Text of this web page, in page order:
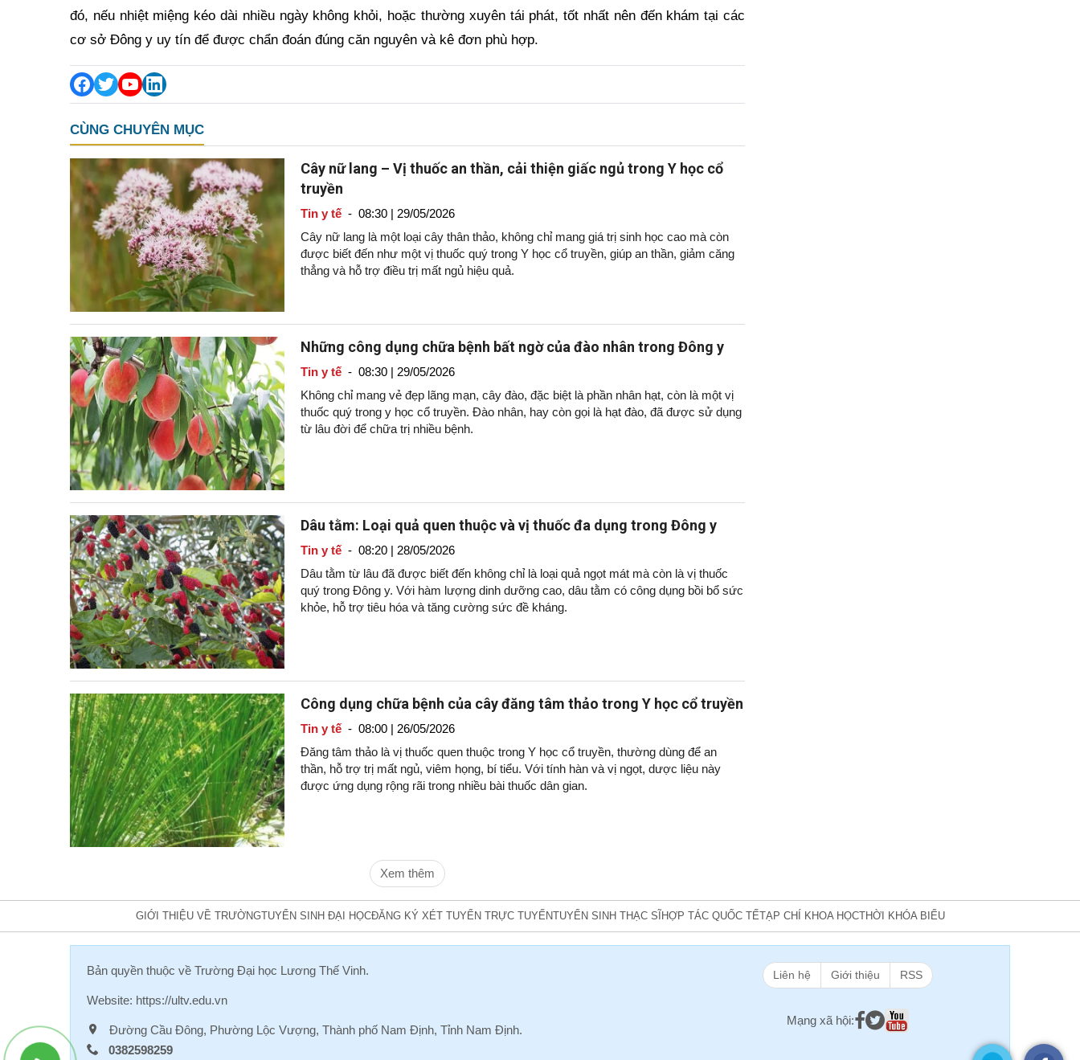
đó, nếu nhiệt miệng kéo dài nhiều ngày không khỏi, hoặc thường xuyên tái phát, tốt nhất nên đến khám tại các
cơ sở Đông y uy tín để được chẩn đoán đúng căn nguyên và kê đơn phù hợp.
CÙNG CHUYÊN MỤC
Cây nữ lang – Vị thuốc an thần, cải thiện giấc ngủ trong Y học cổ
truyền
Tin y tế- 08:30 | 29/05/2026
Cây nữ lang là một loại cây thân thảo, không chỉ mang giá trị sinh học cao mà còn
được biết đến như một vị thuốc quý trong Y học cổ truyền, giúp an thần, giảm căng
thẳng và hỗ trợ điều trị mất ngủ hiệu quả.
Những công dụng chữa bệnh bất ngờ của đào nhân trong Đông y
Tin y tế- 08:30 | 29/05/2026
Không chỉ mang vẻ đẹp lãng mạn, cây đào, đặc biệt là phần nhân hạt, còn là một vị
thuốc quý trong y học cổ truyền. Đào nhân, hay còn gọi là hạt đào, đã được sử dụng
từ lâu đời để chữa trị nhiều bệnh.
Dâu tằm: Loại quả quen thuộc và vị thuốc đa dụng trong Đông y
Tin y tế- 08:20 | 28/05/2026
Dâu tằm từ lâu đã được biết đến không chỉ là loại quả ngọt mát mà còn là vị thuốc
quý trong Đông y. Với hàm lượng dinh dưỡng cao, dâu tằm có công dụng bồi bổ sức
khỏe, hỗ trợ tiêu hóa và tăng cường sức đề kháng.
Công dụng chữa bệnh của cây đăng tâm thảo trong Y học cổ truyền
Tin y tế- 08:00 | 26/05/2026
Đăng tâm thảo là vị thuốc quen thuộc trong Y học cổ truyền, thường dùng để an
thần, hỗ trợ trị mất ngủ, viêm họng, bí tiểu. Với tính hàn và vị ngọt, dược liệu này
được ứng dụng rộng rãi trong nhiều bài thuốc dân gian.
Xem thêm
GIỚI THIỆU VỀ TRƯỜNGTUYỂN SINH ĐẠI HỌCĐĂNG KÝ XÉT TUYỂN TRỰC TUYẾNTUYỂN SINH THẠC SĨ HỢP TÁC QUỐC TẾTẠP CHÍ KHOA HỌCTHỜI KHÓA BIỂU
Bản quyền thuộc về Trường Đại học Lương Thế Vinh.
Website: https://ultv.edu.vn
Đường Cầu Đông, Phường Lộc Vượng, Thành phố Nam Định, Tỉnh Nam Định.
0382598259
Liên hệ Giới thiệu RSS
Mạng xã hội: